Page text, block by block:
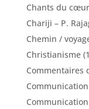
Chants du cœur
Chariji – P.
Chemin /
Christianisme
Commentaires
Communication